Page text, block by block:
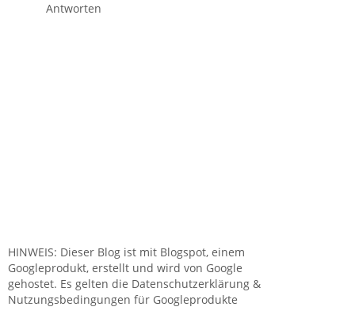
Antworten
HINWEIS: Dieser Blog ist mit Blogspot, einem
Googleprodukt, erstellt und wird von Google
gehostet. Es gelten die Datenschutzerklärung &
Nutzungsbedingungen für Googleprodukte